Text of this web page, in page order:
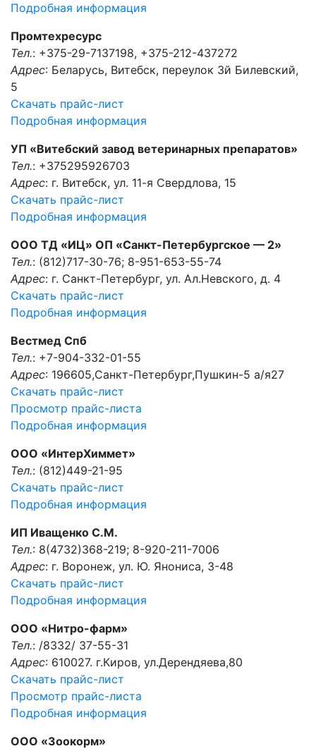
Подробная информация
Промтехресурс
Тел.: +375-29-7137198, +375-212-437272
Адрес: Беларусь, Витебск, переулок 3й Билевский,
5
Скачать прайс-лист
Подробная информация
УП «Витебский завод ветеринарных препаратов»
Тел.: +375295926703
Адрес: г. Витебск, ул. 11-я Свердлова, 15
Скачать прайс-лист
Подробная информация
ООО ТД «ИЦ» ОП «Санкт-Петербургское — 2»
Тел.: (812)717-30-76; 8-951-653-55-74
Адрес: г. Санкт-Петербург, ул. Ал.Невского, д. 4
Скачать прайс-лист
Подробная информация
Вестмед Спб
Тел.: +7-904-332-01-55
Адрес: 196605,Санкт-Петербург,Пушкин-5 а/я27
Скачать прайс-лист
Просмотр прайс-листа
Подробная информация
ООО «ИнтерХиммет»
Тел.: (812)449-21-95
Скачать прайс-лист
Подробная информация
ИП Иващенко С.М.
Тел.: 8(4732)368-219; 8-920-211-7006
Адрес: г. Воронеж, ул. Ю. Янониса, 3-48
Скачать прайс-лист
Подробная информация
ООО «Нитро-фарм»
Тел.: /8332/ 37-55-31
Адрес: 610027. г.Киров, ул.Дерендяева,80
Скачать прайс-лист
Просмотр прайс-листа
Подробная информация
ООО «Зоокорм»